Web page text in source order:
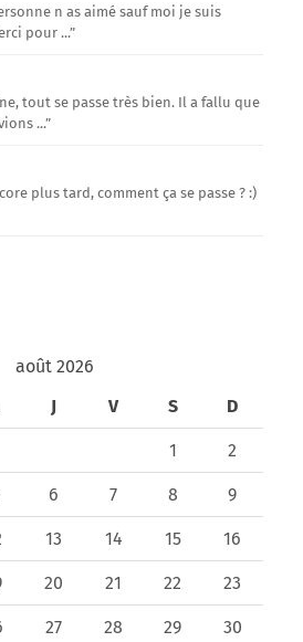
n as aimé sauf moi je suis
pour ...”
tout se passe très bien. Il a fallu que
...”
plus tard, comment ça se passe ? :)
août 2026
J V S D
1 2
6 7 8 9
13 14 15 16
20 21 22 23
27 28 29 30